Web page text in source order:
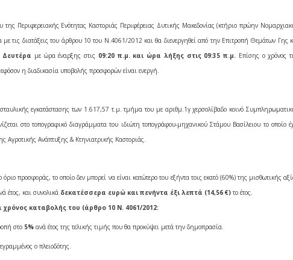
της Περιφερειακής Ενότητας Καστοριάς Περιφέρειας Δυτικής Μακεδονίας (κτήριο πρώην
τις διατάξεις του άρθρου 10 του Ν.4061/2012 και θα διενεργηθεί από την Επιτροπή Θεμάτων Γης
Δευτέρα με ώρα έναρξης στις 09:20 π.μ. και ώρα λήξης στις 09:35 π.μ. Επίσης ο χρόνος
η διαδικασία υποβολής προσφορών είναι ενεργή.
εγκατάστασης των 1.617,57 τ.μ. τμήμα του με αριθμ.1γχερσολίβαδο κοινό
στο τοπογραφικό διαγράμματα του ιδιώτη τοπογράφου-μηχανικού Στάμου Βασίλειου το οποίο
Ανάπτυξης & Κτηνιατρικής Καστοριάς.
όριο προσφοράς, το οποίο δεν μπορεί να είναι κατώτερο του εξήντα τοις εκατό (60%) της μισθωτικής
έτος, και συνολικά δεκατέσσερα ευρώ και πενήντα έξι λεπτά (14,56 €)το έτος.
καταβολής του (άρθρο 10 Ν. 4061/2012:
στο 5% ανά έτος της τελικής τιμής που θα προκύψει μετά την δημοπρασία.
ο πλειοδότης.